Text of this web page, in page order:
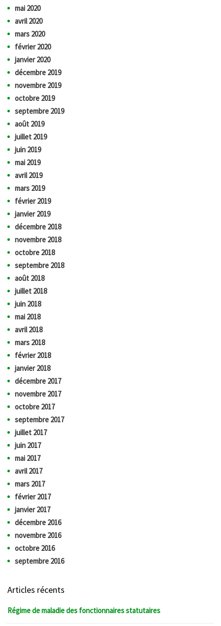
mai 2020
avril 2020
mars 2020
février 2020
janvier 2020
décembre 2019
novembre 2019
octobre 2019
septembre 2019
août 2019
juillet 2019
juin 2019
mai 2019
avril 2019
mars 2019
février 2019
janvier 2019
décembre 2018
novembre 2018
octobre 2018
septembre 2018
août 2018
juillet 2018
juin 2018
mai 2018
avril 2018
mars 2018
février 2018
janvier 2018
décembre 2017
novembre 2017
octobre 2017
septembre 2017
juillet 2017
juin 2017
mai 2017
avril 2017
mars 2017
février 2017
janvier 2017
décembre 2016
novembre 2016
octobre 2016
septembre 2016
Articles récents
Régime de maladie des fonctionnaires statutaires